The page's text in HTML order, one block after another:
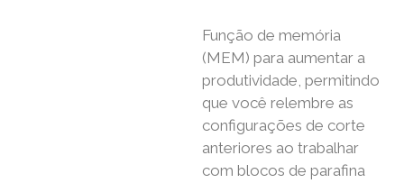
Função de memória
(MEM) para aumentar a
produtividade, permitindo
que você relembre as
configurações de corte
anteriores ao trabalhar
com blocos de parafina